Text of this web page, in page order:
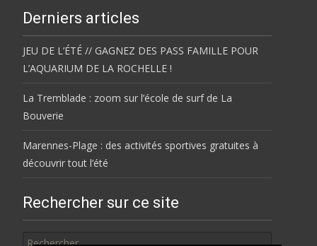
Derniers articles
JEU DE L’ÉTÉ // GAGNEZ DES PASS FAMILLE POUR
L’AQUARIUM DE LA ROCHELLE !
La Tremblade : zoom sur l’école de surf de La
Bouverie
Marennes-Plage : des activités sportives gratuites à
découvrir tout l’été
Rechercher sur ce site